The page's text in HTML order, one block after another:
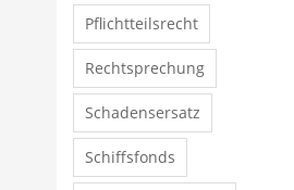
Pflichtteilsrecht
Rechtsprechung
Schadensersatz
Schiffsfonds